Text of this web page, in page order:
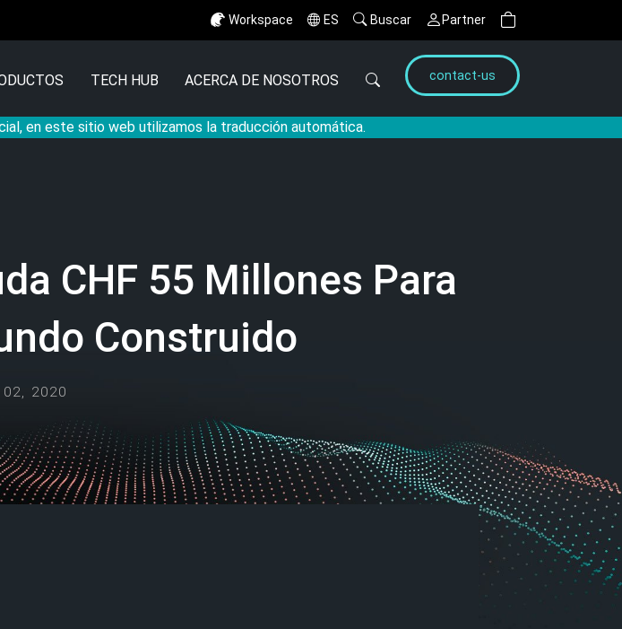
Workspace ES Buscar Partner
en este sitio web utilizamos la traducción automática.
TECH HUB ACERCA DE NOSOTROS contact-us
CHF 55 Millones Para
Construido
2020